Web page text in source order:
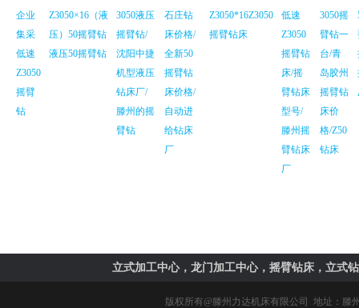
企业
集采
低速
Z3050
摇臂
钻
Z3050×16（液
压）50摇臂钻
液压50摇臂钻
3050液压
摇臂钻/
沈阳中捷
机型液压
钻床厂/
滕州的摇
臂钻
石庄钻
床价格/
全新50
摇臂钻
床价格/
自动进
给钻床
厂
Z3050*16Z3050
摇臂钻床
低速
Z3050
摇臂钻
床/摇
臂钻床
型号/
滕州摇
臂钻床
厂
3050摇
臂钻一
台/青
岛胶州
摇臂钻
床价
格/Z50
钻床
立式加工中心，龙门加工中心，摇臂钻床，立式
版权所有@滕州力达机床有限公司
地址：滕